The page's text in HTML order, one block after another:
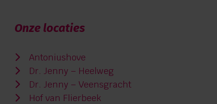
Onze locaties
Antoniushove
Dr. Jenny – Heelweg
Dr. Jenny – Veensgracht
Hof van Flierbeek